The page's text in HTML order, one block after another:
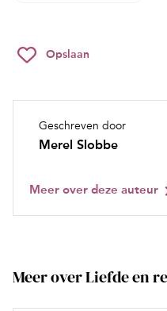
Opslaan
Geschreven door
Merel Slobbe
Meer over deze auteur
Meer over Liefde en